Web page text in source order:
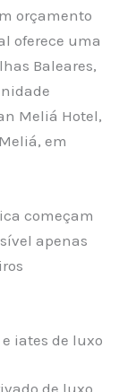
orçamento
oferece uma
Baleares,
Meliá Hotel,
em
começam
apenas
iates de luxo
de luxo